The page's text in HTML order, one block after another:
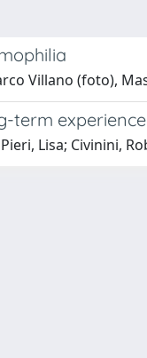
Villano (foto),
Lisa; Civinini,